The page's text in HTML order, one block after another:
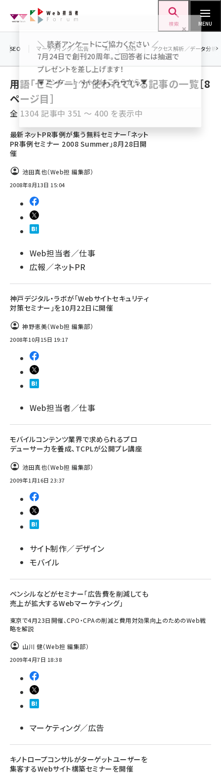
ン
検索 MENU
seo (3516)
ai (2799)
youtube (2420)
セミナー (2296)
z世代 (1617)
meo (1274)
SEO マーケティング／広告 AI SNS アクセス解析／データ分析
用語「セミナー」 が使われている記事の一覧［8
ページ目］
全 1304 記事中 351 ～ 400 を表示中
最新ネットPR事例が集う無料セミナー「ネット
PR事例セミナー 2008 Summer」8月28日開
催
池田真也（Web担 編集部）
2008年8月13日 15:04
Web担当者／仕事
広報／ネットPR
神戸デジタル・ラボが「Webサイトセキュリティ
対策セミナー」を10月22日に開催
神野恵美（Web担 編集部）
2008年10月15日 19:17
Web担当者／仕事
モバイルコンテンツ業界で求められるプロ
デューサー力を養成、TCPLが公開プレ講座
池田真也（Web担 編集部）
2009年1月16日 23:37
サイト制作／デザイン
モバイル
ペンシルなどがセミナー「広告費を削減しても
売上が拡大するWebマーケティング」
東京で4月23日開催、CPO・CPAの削減と費用対効果向上のためのWeb戦
略を解説
山川 健（Web担 編集部）
2009年4月7日 18:38
マーケティング／広告
キノトロープコンサルがターゲットユーザーを
集客するWebサイト構築セミナーを開催
＼ 読者アンケートにご協力ください ／
7月24日で創刊20周年。ご回答者には抽選で
プレゼントを差し上げます！
▼アンケートページはこちらから▼